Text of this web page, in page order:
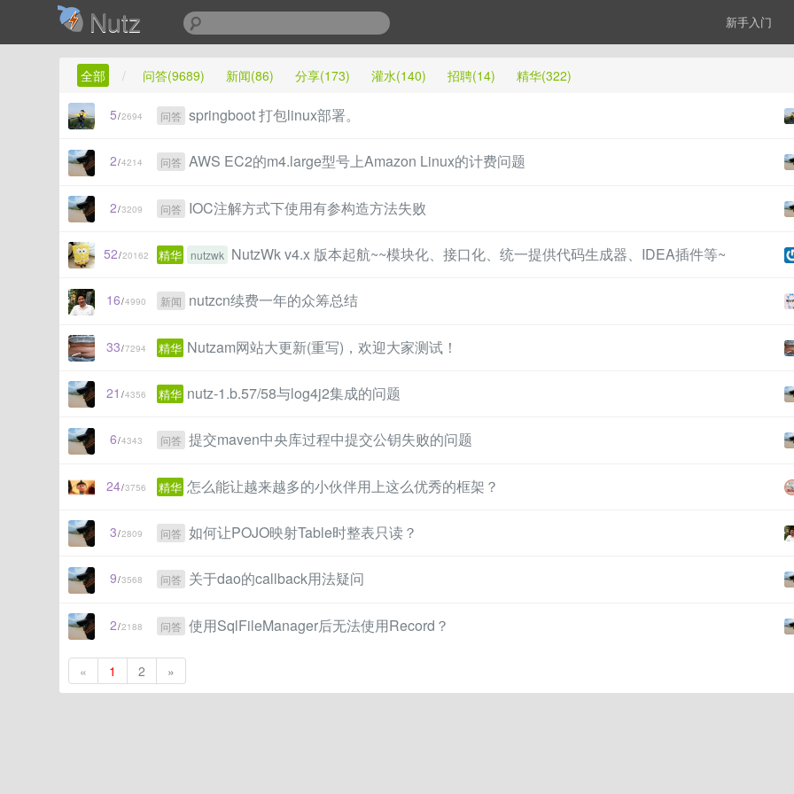
Nutz 新手入门
全部 / 问答(9689) 新闻(86) 分享(173) 灌水(140) 招聘(14) 精华(322)
5/2694 问答 springboot 打包linux部署。
2/4214 问答 AWS EC2的m4.large型号上Amazon Linux的计费问题
2/3209 问答 IOC注解方式下使用有参构造方法失败
52/20162 精华 nutzwk NutzWk v4.x 版本起航~~模块化、接口化、统一提供代码生成器、IDEA插件等~
16/4990 新闻 nutzcn续费一年的众筹总结
33/7294 精华 Nutzam网站大更新(重写)，欢迎大家测试！
21/4356 精华 nutz-1.b.57/58与log4j2集成的问题
6/4343 问答 提交maven中央库过程中提交公钥失败的问题
24/3756 精华 怎么能让越来越多的小伙伴用上这么优秀的框架？
3/2809 问答 如何让POJO映射Table时整表只读？
9/3568 问答 关于dao的callback用法疑问
2/2188 问答 使用SqlFileManager后无法使用Record？
« 1 2 »